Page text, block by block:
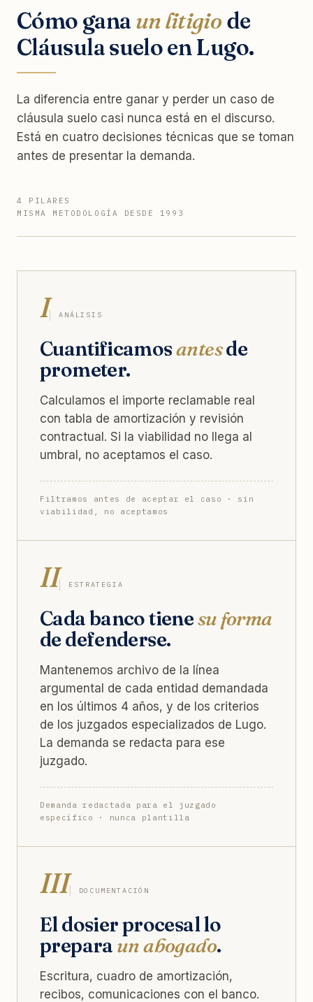
Cómo gana un litigio de
Cláusula suelo en Lugo.
La diferencia entre ganar y perder un caso de
cláusula suelo casi nunca está en el discurso.
Está en cuatro decisiones técnicas que se toman
antes de presentar la demanda.
4 PILARES
MISMA METODOLOGÍA DESDE 1993
I ANÁLISIS
Cuantificamosantesde
prometer.
Calculamos el importe reclamable real
con tabla de amortización y revisión
contractual. Si la viabilidad no llega al
umbral, no aceptamos el caso.
Filtramos antes de aceptar el caso · sin
viabilidad, no aceptamos
II ESTRATEGIA
Cada banco tienesu forma
de defenderse.
Mantenemos archivo de la línea
argumental de cada entidad demandada
en los últimos 4 años, y de los criterios
de los juzgados especializados de Lugo.
La demanda se redacta para ese
juzgado.
Demanda redactada para el juzgado
específico · nunca plantilla
III DOCUMENTACIÓN
El dosier procesal lo
prepara un abogado.
Escritura, cuadro de amortización,
recibos, comunicaciones con el banco.